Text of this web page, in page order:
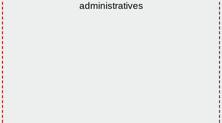
administratives